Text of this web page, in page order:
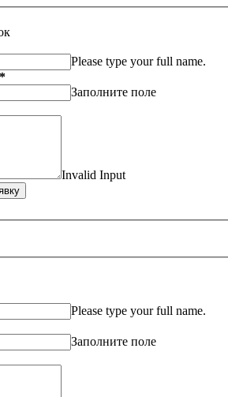
Please type your full name.
*
Заполните поле
Invalid Input
Please type your full name.
Заполните поле